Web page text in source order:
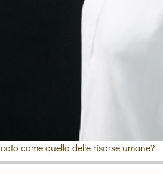
come quello delle risorse umane?